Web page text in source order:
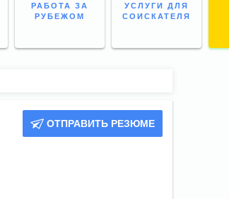
РАБОТА ЗА
РУБЕЖОМ
УСЛУГИ ДЛЯ
СОИСКАТЕЛЯ
ОТПРАВИТЬ РЕЗЮМЕ